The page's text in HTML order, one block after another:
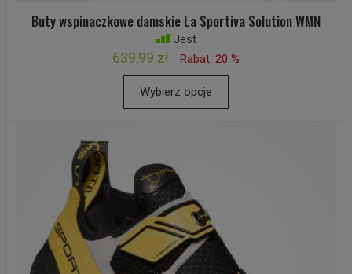
Buty wspinaczkowe damskie La Sportiva Solution WMN
Jest
639,99 zł Rabat: 20 %
Wybierz opcje